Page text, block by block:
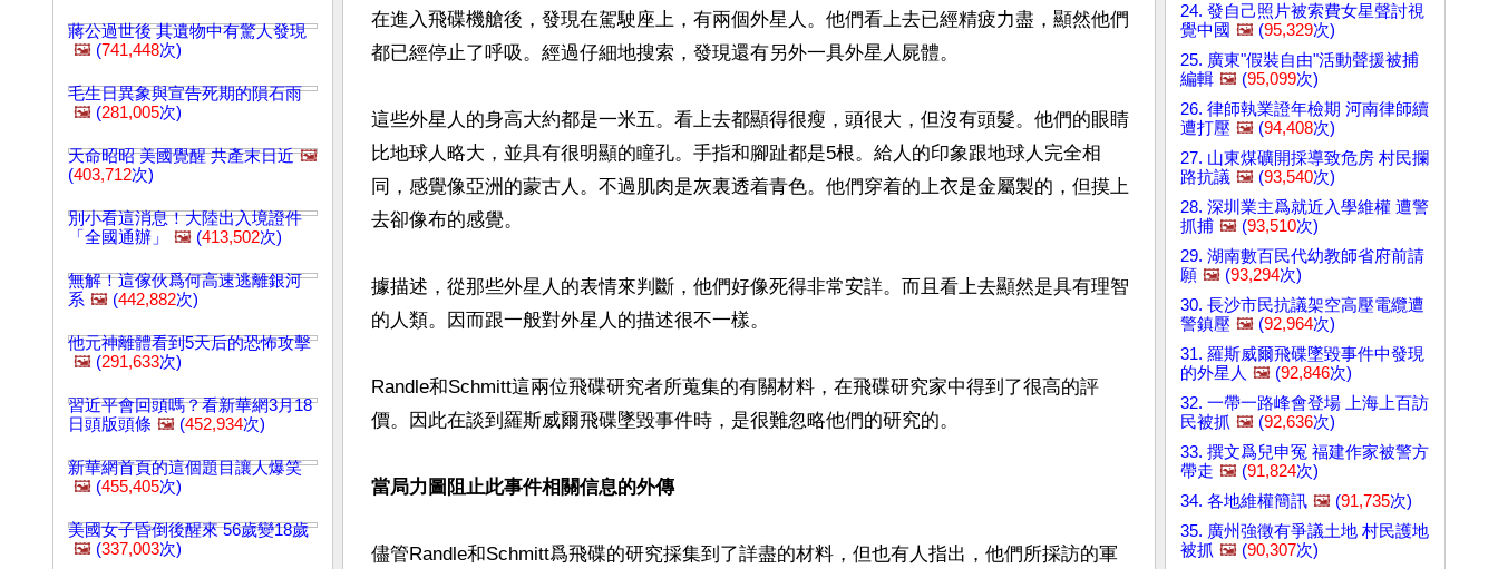
蔣公過世後 其遺物中有驚人發現
🖼️ (741,448次)
毛生日異象與宣告死期的隕石雨
🖼️ (281,005次)
天命昭昭 美國覺醒 共產末日近 🖼️
(403,712次)
別小看這消息！大陸出入境證件
「全國通辦」
🖼️ (413,502次)
無解！這傢伙爲何高速逃離銀河
系 🖼️ (442,882次)
他元神離體看到5天后的恐怖攻擊
🖼️ (291,633次)
習近平會回頭嗎？看新華網3月18
日頭版頭條 🖼️ (452,934次)
新華網首頁的這個題目讓人爆笑
🖼️ (455,405次)
美國女子昏倒後醒來 56歲變18歲
🖼️ (337,003次)
在進入飛碟機艙後，發現在駕駛座上，有兩個外星人。他們看上去已經精疲力盡，顯然他們
都已經停止了呼吸。經過仔細地搜索，發現還有另外一具外星人屍體。
這些外星人的身高大約都是一米五。看上去都顯得很瘦，頭很大，但沒有頭髮。他們的眼睛
比地球人略大，並具有很明顯的瞳孔。手指和腳趾都是5根。給人的印象跟地球人完全相
同，感覺像亞洲的蒙古人。不過肌肉是灰裏透着青色。他們穿着的上衣是金屬製的，但摸上
去卻像布的感覺。
據描述，從那些外星人的表情來判斷，他們好像死得非常安詳。而且看上去顯然是具有理智
的人類。因而跟一般對外星人的描述很不一樣。
Randle和Schmitt這兩位飛碟研究者所蒐集的有關材料，在飛碟研究家中得到了很高的評
價。因此在談到羅斯威爾飛碟墜毀事件時，是很難忽略他們的研究的。
當局力圖阻止此事件相關信息的外傳
儘管Randle和Schmitt爲飛碟的研究採集到了詳盡的材料，但也有人指出，他們所採訪的軍
24. 發自己照片被索費女星聲討視
覺中國 🖼️ (95,329次)
25. 廣東"假裝自由"活動聲援被捕
編輯 🖼️ (95,099次)
26. 律師執業證年檢期 河南律師續
遭打壓 🖼️ (94,408次)
27. 山東煤礦開採導致危房 村民攔
路抗議 🖼️ (93,540次)
28. 深圳業主爲就近入學維權 遭警
抓捕 🖼️ (93,510次)
29. 湖南數百民代幼教師省府前請
願 🖼️ (93,294次)
30. 長沙市民抗議架空高壓電纜遭
警鎮壓 🖼️ (92,964次)
31. 羅斯威爾飛碟墜毀事件中發現
的外星人 🖼️ (92,846次)
32. 一帶一路峰會登場 上海上百訪
民被抓 🖼️ (92,636次)
33. 撰文爲兒申冤 福建作家被警方
帶走 🖼️ (91,824次)
34. 各地維權簡訊 🖼️ (91,735次)
35. 廣州強徵有爭議土地 村民護地
被抓 🖼️ (90,307次)